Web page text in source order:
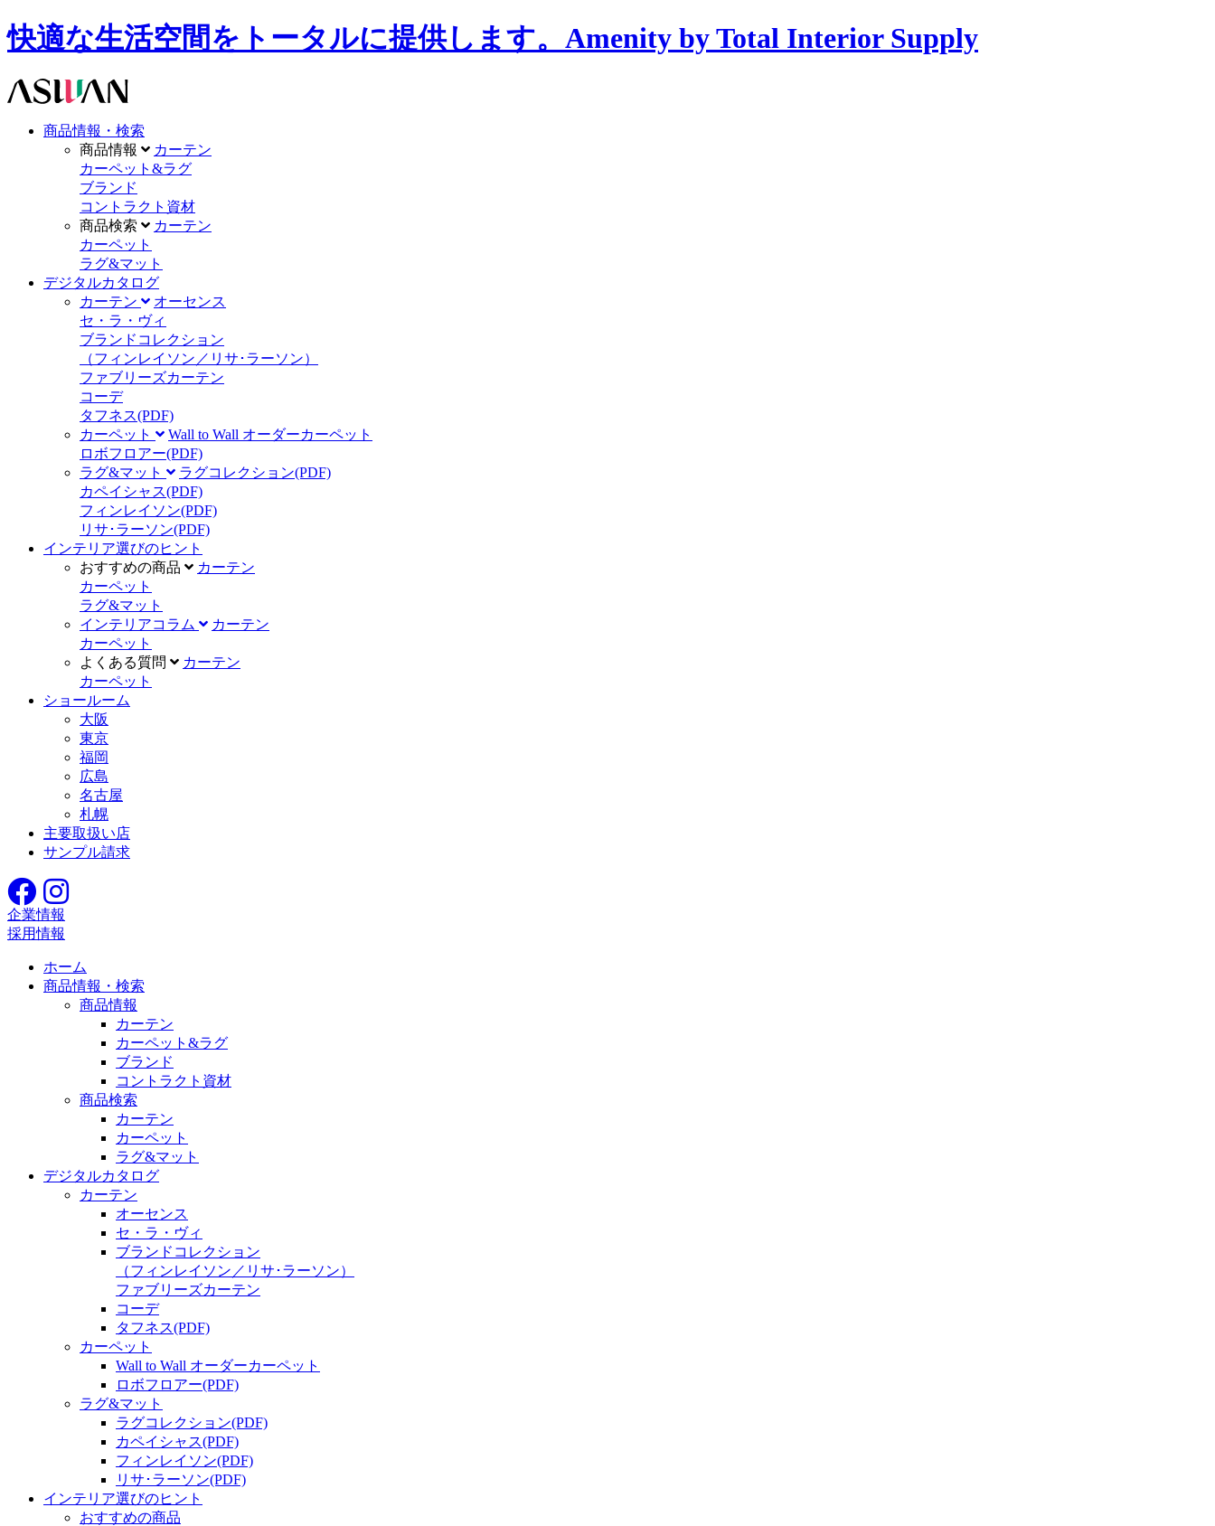
快適な生活空間をトータルに提供します。Amenity by Total Interior Supply
商品情報・検索
商品情報
カーテン
カーペット&ラグ
ブランド
コントラクト資材
商品検索
カーテン
カーペット
ラグ&マット
デジタルカタログ
カーテン
オーセンス
セ・ラ・ヴィ
ブランドコレクション
（フィンレイソン／リサ･ラーソン）
ファブリーズカーテン
コーデ
タフネス(PDF)
カーペット
Wall to Wall オーダーカーペット
ロボフロアー(PDF)
ラグ&マット
ラグコレクション(PDF)
カペイシャス(PDF)
フィンレイソン(PDF)
リサ･ラーソン(PDF)
インテリア選びのヒント
おすすめの商品
カーテン
カーペット
ラグ&マット
インテリアコラム
カーテン
カーペット
よくある質問
カーテン
カーペット
ショールーム
大阪
東京
福岡
広島
名古屋
札幌
主要取扱い店
サンプル請求
企業情報
採用情報
ホーム
商品情報・検索
商品情報
カーテン
カーペット&ラグ
ブランド
コントラクト資材
商品検索
カーテン
カーペット
ラグ&マット
デジタルカタログ
カーテン
オーセンス
セ・ラ・ヴィ
ブランドコレクション
（フィンレイソン／リサ･ラーソン）
ファブリーズカーテン
コーデ
タフネス(PDF)
カーペット
Wall to Wall オーダーカーペット
ロボフロアー(PDF)
ラグ&マット
ラグコレクション(PDF)
カペイシャス(PDF)
フィンレイソン(PDF)
リサ･ラーソン(PDF)
インテリア選びのヒント
おすすめの商品